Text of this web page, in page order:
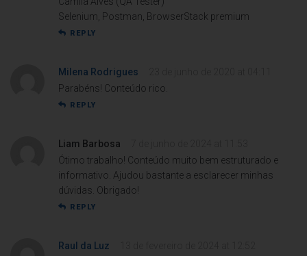
Selenium, Postman, BrowserStack premium
REPLY
Milena Rodrigues
Parabéns! Conteúdo rico.
REPLY
Liam Barbosa
Ótimo trabalho! Conteúdo muito bem estruturado e
informativo. Ajudou bastante a esclarecer minhas
dúvidas. Obrigado!
REPLY
Raul da Luz